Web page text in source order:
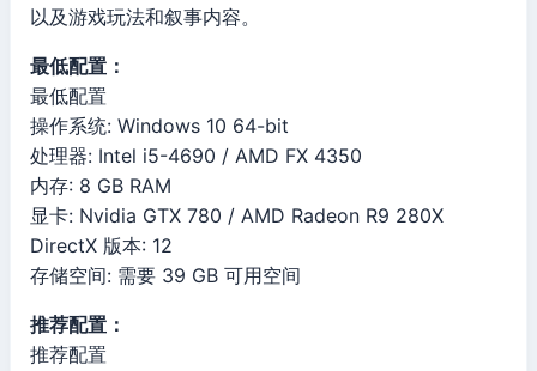
以及游戏玩法和叙事内容。
最低配置：
最低配置
操作系统: Windows 10 64-bit
处理器: Intel i5-4690 / AMD FX 4350
内存: 8 GB RAM
显卡: Nvidia GTX 780 / AMD Radeon R9 280X
DirectX 版本: 12
存储空间: 需要 39 GB 可用空间
推荐配置：
推荐配置